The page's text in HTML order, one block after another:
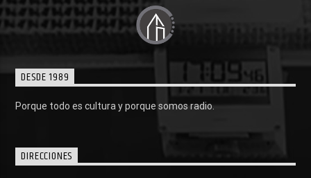
DESDE 1989
Porque todo es cultura y porque somos radio.
DIRECCIONES